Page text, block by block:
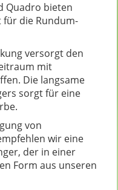
Quadro bieten
für die Rundum-
versorgt den
mit
Die langsame
sorgt für eine
von
wir eine
der in einer
Form aus unseren